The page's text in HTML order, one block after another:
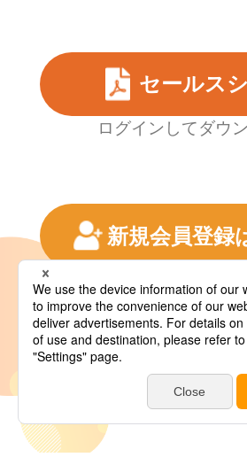
セールス
ログインしてダウ
新規会員登録